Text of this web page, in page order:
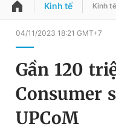
QUẢNG CÁO
Chuyên mục
Chuyên mục khác
Đổi mật khẩu
Tin đã lưu
Kinh tế Kinh
04/11/2023 18:21 GMT+7
Gần 120
Consumer
UPCoM